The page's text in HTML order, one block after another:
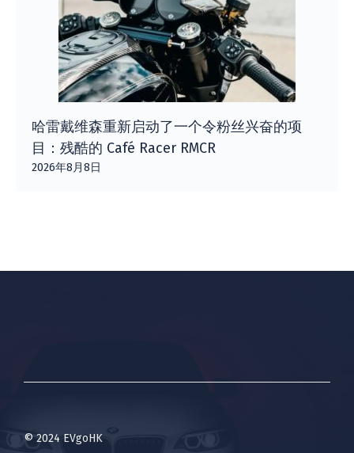
哈雷戴维森重新启动了一个令粉丝兴奋的项
目：残酷的 Café Racer RMCR
2026年8月8日
© 2024 EVgoHK